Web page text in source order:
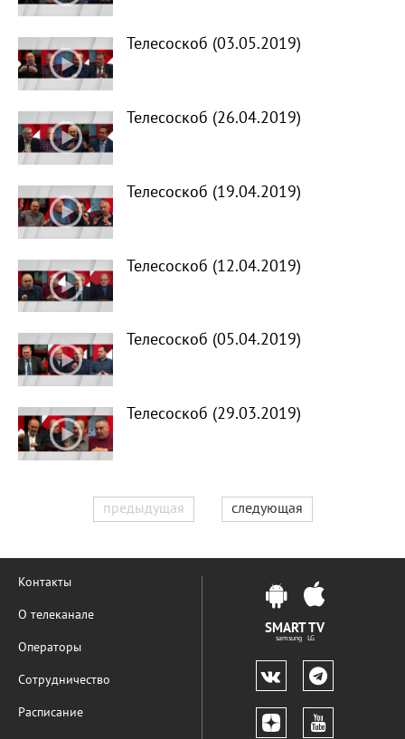
Телесоскоб (03.05.2019)
Телесоскоб (26.04.2019)
Телесоскоб (19.04.2019)
Телесоскоб (12.04.2019)
Телесоскоб (05.04.2019)
Телесоскоб (29.03.2019)
предыдущая следующая
Контакты
О телеканале
Операторы
Сотрудничество
Расписание
SMART TV
samsung LG